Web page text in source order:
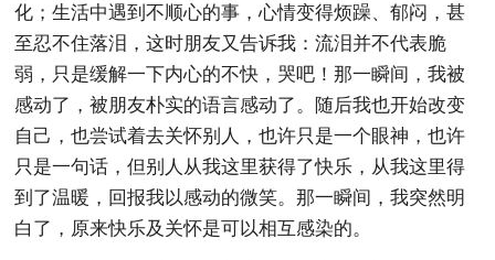
化；生活中遇到不顺心的事，心情变得烦躁、郁闷，甚
至忍不住落泪，这时朋友又告诉我：流泪并不代表脆
弱，只是缓解一下内心的不快，哭吧！那一瞬间，我被
感动了，被朋友朴实的语言感动了。随后我也开始改变
自己，也尝试着去关怀别人，也许只是一个眼神，也许
只是一句话，但别人从我这里获得了快乐，从我这里得
到了温暖，回报我以感动的微笑。那一瞬间，我突然明
白了，原来快乐及关怀是可以相互感染的。